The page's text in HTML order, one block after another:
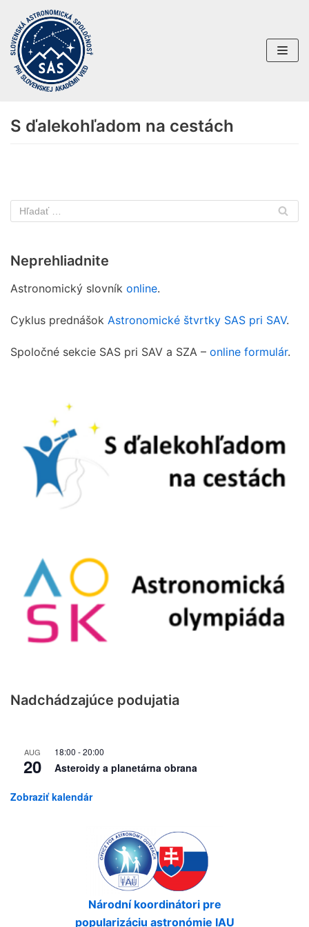
Preskočiť
na
obsah
S ďalekohľadom na cestách
Neprehliadnite
Astronomický slovník online.
Cyklus prednášok Astronomické štvrtky SAS pri SAV.
Spoločné sekcie SAS pri SAV a SZA – online formulár.
Nadchádzajúce podujatia
AUG
20
18:00 -20:00
Asteroidy a planetárna obrana
Zobraziť kalendár
Národní koordinátori pre
popularizáciu astronómie IAU